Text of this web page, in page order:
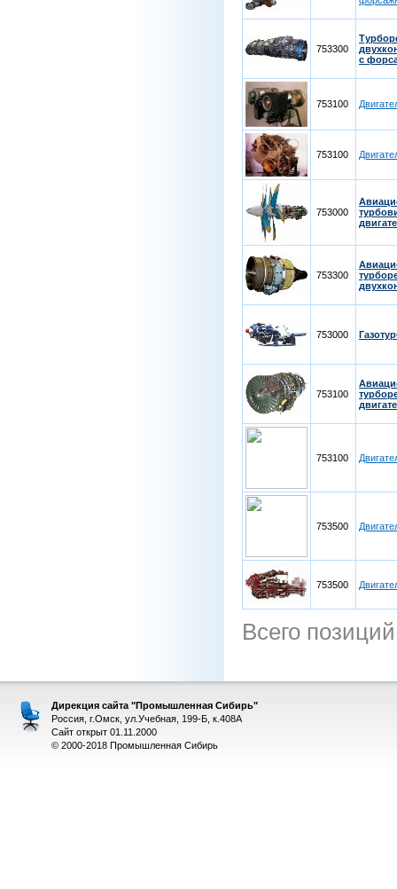
753300
с
753100
753100
753000
753300
753000
753100
753100
753500
753500
Всего
Дирекция сайта "Промышленная Сибирь"
Россия, г.Омск, ул.Учебная, 199-Б, к.408А
Сайт открыт 01.11.2000
© 2000-2018 Промышленная Сибирь